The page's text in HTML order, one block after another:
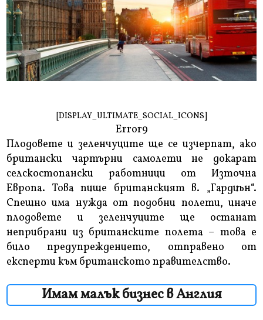
[DISPLAY_ULTIMATE_SOCIAL_ICONS]
Error9
Плодовете и зеленчуците ще се изчерпат, ако
британски чартърни самолети не докарат
селскостопански работници от Източна
Европа. Това пише британският в. „Гардиън“.
Спешно има нужда от подобни полети, иначе
плодовете и зеленчуците ще останат
неприбрани из британските полета – това е
било предупреждението, отправено от
експерти към британското правителство.
Имам малък бизнес в Англия